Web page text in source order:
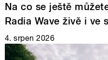
Na co se ještě
Radia Wave živě i ve
4. srpen 2026